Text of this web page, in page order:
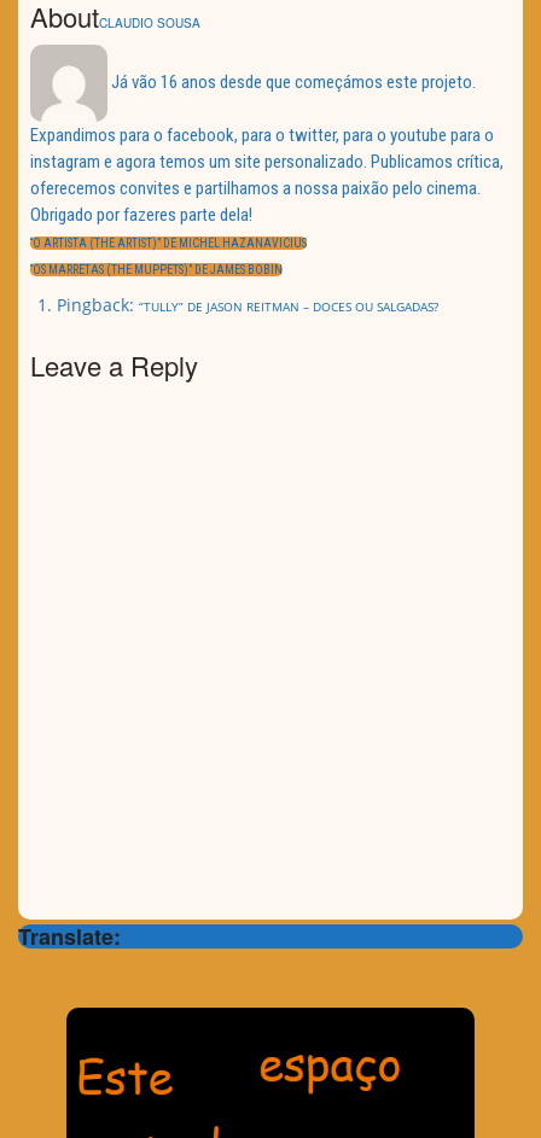
AboutCLAUDIO SOUSA
Já vão 16 anos desde que começámos este projeto.
Expandimos para o facebook, para o twitter, para o youtube para o
instagram e agora temos um site personalizado. Publicamos crítica,
oferecemos convites e partilhamos a nossa paixão pelo cinema.
Obrigado por fazeres parte dela!
Navegação
de
artigos
PREVIOUS
“O ARTISTA (THE ARTIST)” DE MICHEL HAZANAVICIUS
NEXT
“OS MARRETAS (THE MUPPETS)” DE JAMES BOBIN
Pingback:“TULLY” DE JASON REITMAN – DOCES OU SALGADAS?
Leave a Reply
Translate: